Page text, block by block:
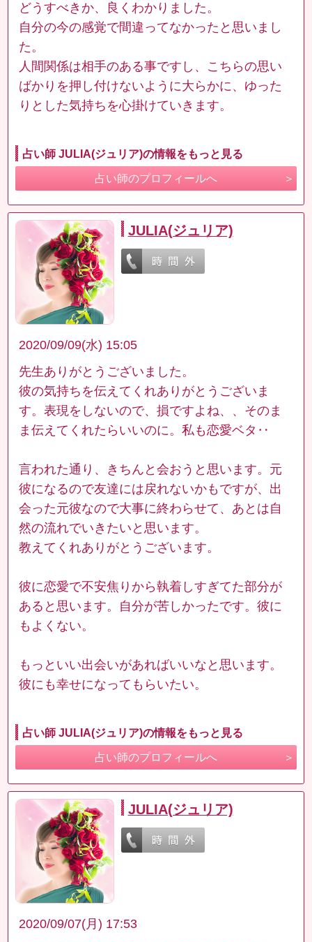
どうすべきか、良くわかりました。
自分の今の感覚で間違ってなかったと思いまし
た。
人間関係は相手のある事ですし、こちらの思い
ばかりを押し付けないように大らかに、ゆった
りとした気持ちを心掛けていきます。
占い師 JULIA(ジュリア)の情報をもっと見る
占い師のプロフィールへ
JULIA(ジュリア)
2020/09/09(水) 15:05
先生ありがとうございました。
彼の気持ちを伝えてくれありがとうございま
す。表現をしないので、損ですよね、、そのま
ま伝えてくれたらいいのに。私も恋愛ベタ‥
言われた通り、きちんと会おうと思います。元
彼になるので友達には戻れないかもですが、出
会った元彼なので大事に終わらせて、あとは自
然の流れでいきたいと思います。
教えてくれありがとうございます。
彼に恋愛で不安焦りから執着しすぎてた部分が
あると思います。自分が苦しかったです。彼に
もよくない。
もっといい出会いがあればいいなと思います。
彼にも幸せになってもらいたい。
占い師 JULIA(ジュリア)の情報をもっと見る
占い師のプロフィールへ
JULIA(ジュリア)
2020/09/07(月) 17:53